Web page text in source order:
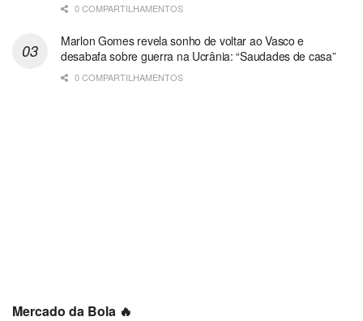
0 COMPARTILHAMENTOS
Marlon Gomes revela sonho de voltar ao Vasco e
desabafa sobre guerra na Ucrânia: “Saudades de casa”
0 COMPARTILHAMENTOS
Mercado da Bola 🔥